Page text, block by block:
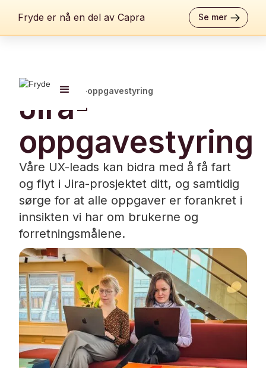
Fryde er nå en del av Capra Se mer
Leveranser/Jira-oppgavestyring
Jira-
oppgavestyring
Våre UX-leads kan bidra med å få fart
og flyt i Jira-prosjektet ditt, og samtidig
sørge for at alle oppgaver er forankret i
innsikten vi har om brukerne og
forretningsmålene.